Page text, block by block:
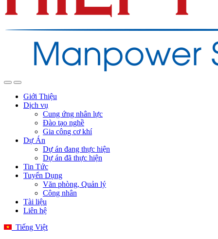
Giới Thiệu
Dịch vụ
Cung ứng nhân lực
Đào tạo nghề
Gia công cơ khí
Dự Án
Dự án đang thực hiện
Dự án đã thực hiện
Tin Tức
Tuyển Dụng
Văn phòng, Quản lý
Công nhân
Tài liệu
Liên hệ
Tiếng Việt